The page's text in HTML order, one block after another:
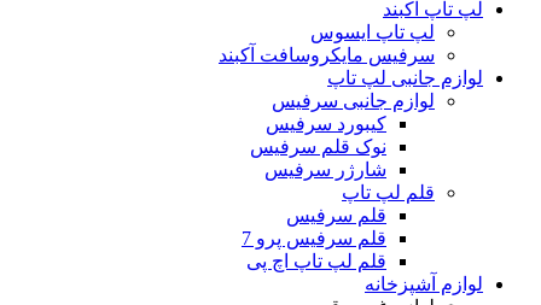
لپ تاپ آکبند
لپ تاپ ایسوس
سرفیس مایکروسافت آکبند
لوازم جانبی لپ تاپ
لوازم جانبی سرفیس
کیبورد سرفیس
نوک قلم سرفیس
شارژر سرفیس
قلم لپ تاپ
قلم سرفیس
قلم سرفیس پرو 7
قلم لپ تاپ اچ پی
لوازم آشپزخانه